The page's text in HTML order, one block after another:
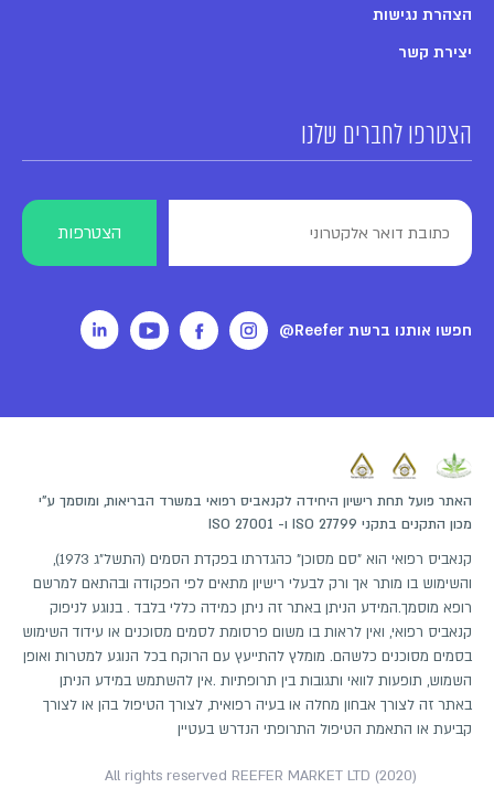
הצהרת נגישות
יצירת קשר
הצטרפו לחברים שלנו
חפשו אותנו ברשת Reefer@
האתר פועל תחת רישיון היחידה לקנאביס רפואי במשרד הבריאות, ומוסמך ע"י
מכון התקנים בתקני ISO 27799 ו- ISO 27001
קנאביס רפואי הוא "סם מסוכן" כהגדרתו בפקדת הסמים (התשל"ג 1973),
והשימוש בו מותר אך ורק לבעלי רישיון מתאים לפי הפקודה ובהתאם למרשם
רופא מוסמך.המידע הניתן באתר זה ניתן כמידה כללי בלבד . בנוגע לניפוק
קנאביס רפואי, ואין לראות בו משום פרסומת לסמים מסוכנים או עידוד השימוש
בסמים מסוכנים כלשהם. מומלץ להתייעץ עם הרוקח בכל הנוגע למטרות ואופן
השמוש, תופעות לוואי ותגובות בין תרופתיות .אין להשתמש במידע הניתן
באתר זה לצורך אבחון מחלה או בעיה רפואית, לצורך הטיפול בהן או לצורך
קביעת או התאמת הטיפול התרופתי הנדרש בעטיין
All rights reserved REEFER MARKET LTD (2020)